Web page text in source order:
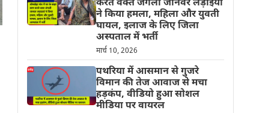
करते वक्त जंगली जानवर लड़ाइयां
ने किया हमला, महिला और युवती
घायल, इलाज के लिए जिला
अस्पताल में भर्ती
मार्च 10, 2026
पथरिया में आसमान से गुजरे
विमान की तेज आवाज से मचा
हड़कंप, वीडियो हुआ सोशल
मीडिया पर वायरल